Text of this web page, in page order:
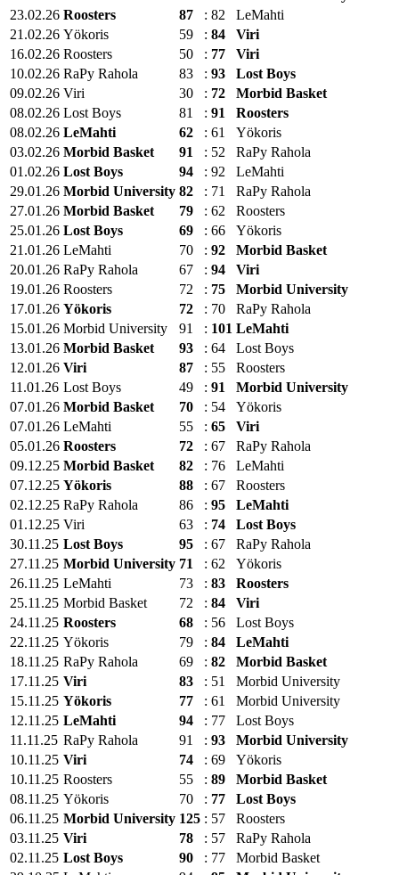
23.02.26 Roosters 87 : 82
LeMahti
21.02.26 Yökoris 59 : 84
Viri
16.02.26 Roosters 50 : 77
Viri
10.02.26 RaPy Rahola 83 : 93
Lost Boys
09.02.26 Viri 30 : 72
Morbid Basket
08.02.26 Lost Boys 81 : 91
Roosters
08.02.26 LeMahti 62 : 61
Yökoris
03.02.26 Morbid Basket 91 : 52
RaPy Rahola
01.02.26 Lost Boys 94 : 92
LeMahti
29.01.26 Morbid University 82 : 71
RaPy Rahola
27.01.26 Morbid Basket 79 : 62
Roosters
25.01.26 Lost Boys 69 : 66
Yökoris
21.01.26 LeMahti 70 : 92
Morbid Basket
20.01.26 RaPy Rahola 67 : 94
Viri
19.01.26 Roosters 72 : 75
Morbid University
17.01.26 Yökoris 72 : 70
RaPy Rahola
15.01.26 Morbid University 91 : 101 LeMahti
13.01.26 Morbid Basket 93 : 64
Lost Boys
12.01.26 Viri 87 : 55
Roosters
11.01.26 Lost Boys 49 : 91
Morbid University
07.01.26 Morbid Basket 70 : 54
Yökoris
07.01.26 LeMahti 55 : 65
Viri
05.01.26 Roosters 72 : 67
RaPy Rahola
09.12.25 Morbid Basket 82 : 76
LeMahti
07.12.25 Yökoris 88 : 67
Roosters
02.12.25 RaPy Rahola 86 : 95
LeMahti
01.12.25 Viri 63 : 74
Lost Boys
30.11.25 Lost Boys 95 : 67
RaPy Rahola
27.11.25 Morbid University 71 : 62
Yökoris
26.11.25 LeMahti 73 : 83
Roosters
25.11.25 Morbid Basket 72 : 84
Viri
24.11.25 Roosters 68 : 56
Lost Boys
22.11.25 Yökoris 79 : 84
LeMahti
18.11.25 RaPy Rahola 69 : 82
Morbid Basket
17.11.25 Viri 83 : 51
Morbid University
15.11.25 Yökoris 77 : 61
Morbid University
12.11.25 LeMahti 94 : 77
Lost Boys
11.11.25 RaPy Rahola 91 : 93
Morbid University
10.11.25 Viri 74 : 69
Yökoris
10.11.25 Roosters 55 : 89
Morbid Basket
08.11.25 Yökoris 70 : 77
Lost Boys
06.11.25 Morbid University 125 : 57
Roosters
03.11.25 Viri 78 : 57
RaPy Rahola
02.11.25 Lost Boys 90 : 77
Morbid Basket